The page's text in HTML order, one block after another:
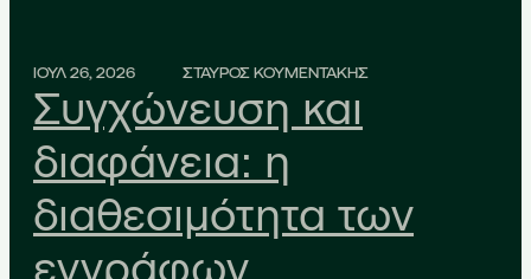
ΙΟΥΛ 26, 2026 ΣΤΑΥΡΟΣ ΚΟΥΜΕΝΤΑΚΗΣ
Συγχώνευση και
διαφάνεια: η
διαθεσιμότητα των